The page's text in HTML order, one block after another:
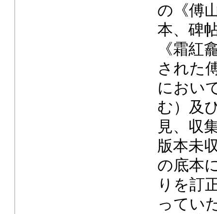
の《傅
本、碑
《霜紅
された
におい
む）及
見、収
版本未
の底本
りを訂
ってい